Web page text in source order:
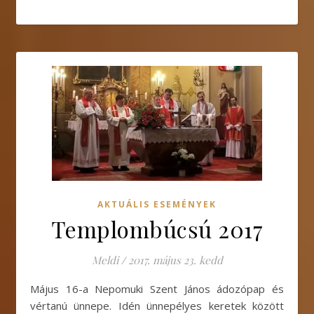
AKTUÁLIS ESEMÉNYEK
Templombúcsú 2017
Meldi / 2017. május 23. kedd
Május 16-a Nepomuki Szent János ádozópap és
vértanú ünnepe. Idén ünnepélyes keretek között